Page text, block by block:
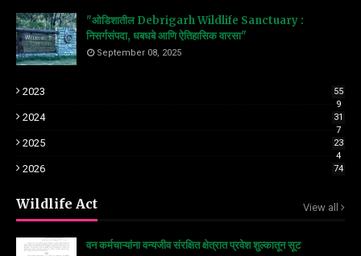
"ओडिशातील Debrigarh Wildlife Sanctuary :
निसर्गसंपदा, धबधबे आणि ऐतिहासिक वारसा"
September 08, 2025
2023
55
9
2024
31
7
2025
23
4
2026 74
Wildlife Act View all
वन कर्मचाऱ्यांना वन्यजीव संरक्षित क्षेत्रात प्रवेश शुल्कातून सूट